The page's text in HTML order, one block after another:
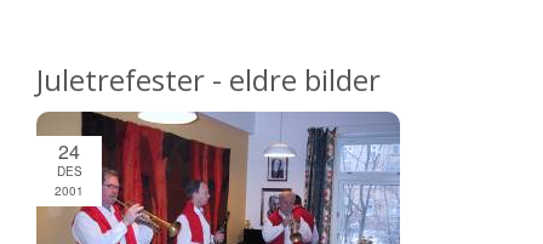
Juletrefester - eldre bilder
24
DES
2001